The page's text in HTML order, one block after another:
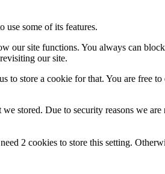
use some of its features.
our site functions. You always can
our site.
store a cookie for that. You are free
stored. Due to security reasons we
2 cookies to store this setting.